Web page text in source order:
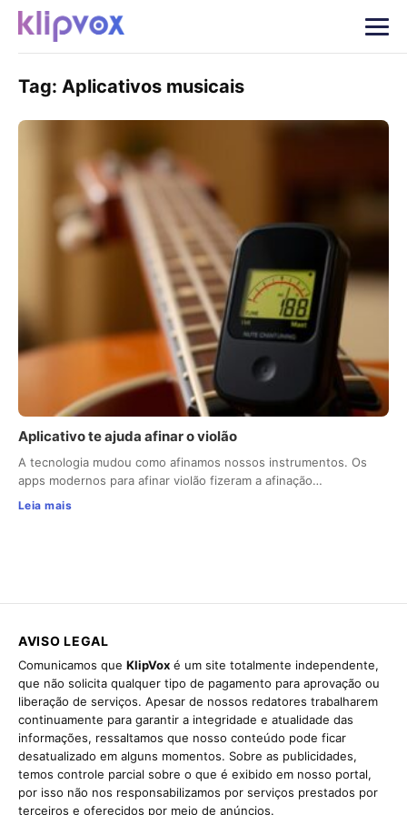
Tag: Aplicativos musicais
Aplicativo te ajuda afinar o violão
A tecnologia mudou como afinamos nossos instrumentos. Os
apps modernos para afinar violão fizeram a afinação…
Leia mais
AVISO LEGAL
Comunicamos que KlipVox é um site totalmente independente,
que não solicita qualquer tipo de pagamento para aprovação ou
liberação de serviços. Apesar de nossos redatores trabalharem
continuamente para garantir a integridade e atualidade das
informações, ressaltamos que nosso conteúdo pode ficar
desatualizado em alguns momentos. Sobre as publicidades,
temos controle parcial sobre o que é exibido em nosso portal,
por isso não nos responsabilizamos por serviços prestados por
terceiros e oferecidos por meio de anúncios.